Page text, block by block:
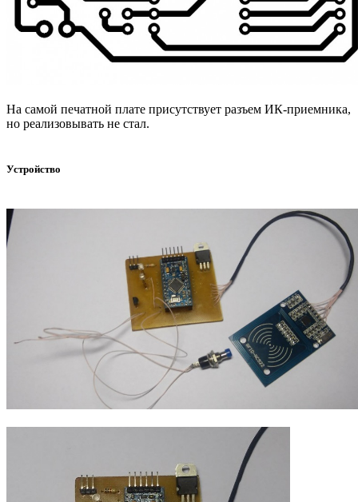
На самой печатной плате присутствует разъем ИК-приемника,
но реализовывать не стал.
Устройство